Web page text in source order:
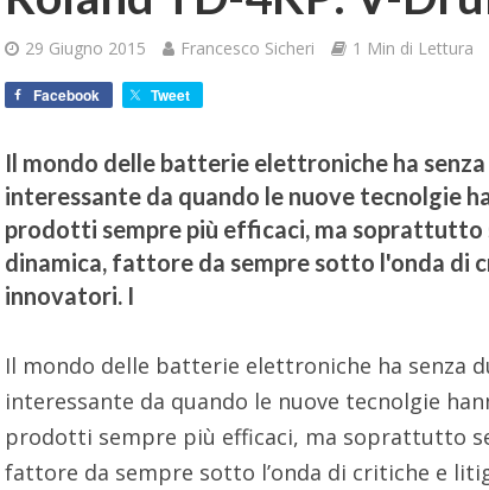
29 Giugno 2015 Francesco Sicheri 1 Min di Lettura
Facebook Tweet
Il mondo delle batterie elettroniche ha
interessante da quando le nuove tecnolgie
prodotti sempre più efficaci, ma soprattutto
dinamica, fattore da sempre sotto l'onda di
innovatori. I
Il mondo delle batterie elettroniche ha senza
interessante da quando le nuove tecnolgie
prodotti sempre più efficaci, ma soprattutto
fattore da sempre sotto l’onda di critiche e